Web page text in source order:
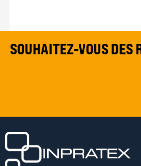
SOUHAITEZ-VOUS DES